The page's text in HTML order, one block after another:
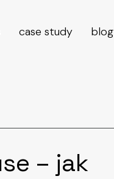
case study blog
– jak